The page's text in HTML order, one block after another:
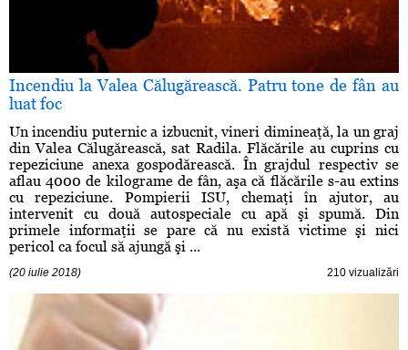
Incendiu la Valea Călugărească. Patru tone de fân au
luat foc
Un incendiu puternic a izbucnit, vineri dimineaţă, la un graj
din Valea Călugărească, sat Radila. Flăcările au cuprins cu
repeziciune anexa gospodărească. În grajdul respectiv se
aflau 4000 de kilograme de fân, aşa că flăcările s-au extins
cu repeziciune. Pompierii ISU, chemaţi în ajutor, au
intervenit cu două autospeciale cu apă şi spumă. Din
primele informaţii se pare că nu există victime şi nici
pericol ca focul să ajungă şi ...
(20 iulie 2018) 210 vizualizări